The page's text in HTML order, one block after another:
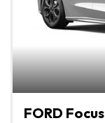
FORD Focus